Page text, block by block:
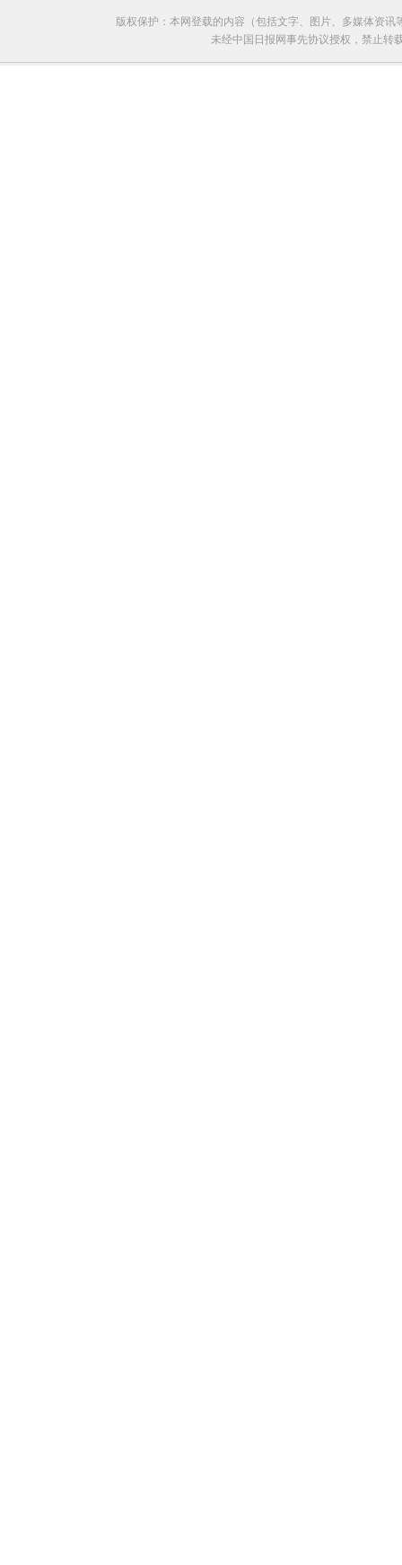
版权保护：本网登载的内容（包括文字、图片、多媒体资
未经中国日报网事先协议授权，禁止转